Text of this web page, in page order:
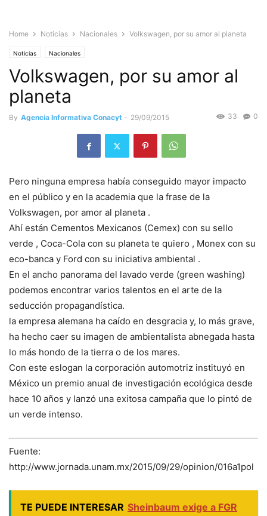
Home Noticias Nacionales Volkswagen, por su amor al planeta
Noticias Nacionales
Volkswagen, por su amor al
planeta
By Agencia Informativa Conacyt - 29/09/2015 0
33
Pero ninguna empresa había conseguido mayor impacto
en el público y en la academia que la frase de la
Volkswagen, por amor al planeta .
Ahí están Cementos Mexicanos (Cemex) con su sello
verde , Coca-Cola con su planeta te quiero , Monex con su
eco-banca y Ford con su iniciativa ambiental .
En el ancho panorama del lavado verde (green washing)
podemos encontrar varios talentos en el arte de la
seducción propagandística.
la empresa alemana ha caído en desgracia y, lo más grave,
ha hecho caer su imagen de ambientalista abnegada hasta
lo más hondo de la tierra o de los mares.
Con este eslogan la corporación automotriz instituyó en
México un premio anual de investigación ecológica desde
hace 10 años y lanzó una exitosa campaña que lo pintó de
un verde intenso.
Fuente:
http://www.jornada.unam.mx/2015/09/29/opinion/016a1pol
TE PUEDE INTERESAR Sheinbaum exige a FGR